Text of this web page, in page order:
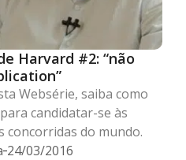
Harvard #2: “não
Websérie, saiba como
candidatar-se às
concorridas do mundo.
24/03/2016